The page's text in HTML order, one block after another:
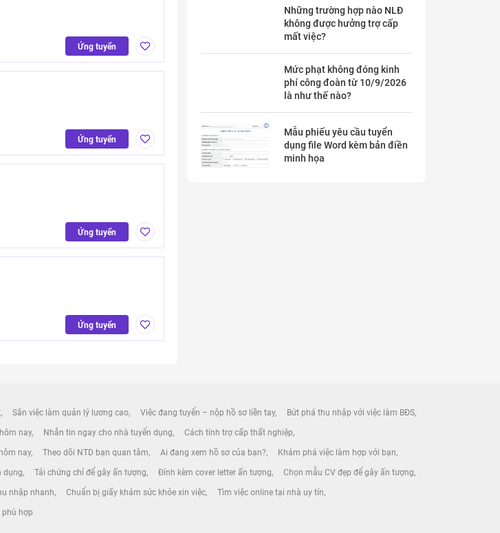
Ứng tuyển
Ứng tuyển
Ứng tuyển
Ứng tuyển
Những trường hợp nào NLĐ
không được hưởng trợ cấp
mất việc?
Mức phạt không đóng kinh
phí công đoàn từ 10/9/2026
là như thế nào?
Mẫu phiếu yêu cầu tuyển
dụng file Word kèm bản điền
minh họa
Săn việc làm quản lý lương cao Việc đang tuyển – nộp hồ sơ liền tay Bứt phá thu nhập với việc làm BĐS
nay Nhắn tin ngay cho nhà tuyển dụng Cách tính trợ cấp thất nghiệp
nay Theo dõi NTD bạn quan tâm Ai đang xem hồ sơ của bạn? Khám phá việc làm hợp với bạn
dụng Tải chứng chỉ để gây ấn tượng Đính kèm cover letter ấn tượng Chọn mẫu CV đẹp để gây ấn tượng
nhập nhanh Chuẩn bị giấy khám sức khỏe xin việc Tìm việc online tại nhà uy tín
phù hợp